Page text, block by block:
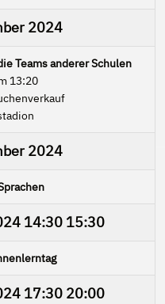
2024
Teams anderer Schulen
13:20
2024
14:30 15:30
17:30 20:00